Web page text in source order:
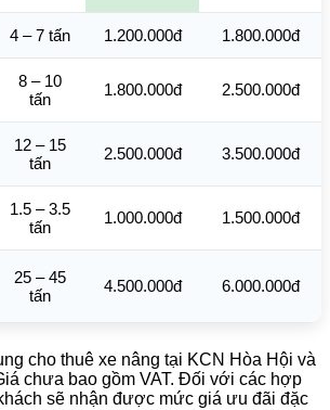
4 – 7 tấn 1.200.000đ 1.800.000đ
8 – 10
tấn
1.800.000đ 2.500.000đ
12 – 15
tấn
2.500.000đ 3.500.000đ
1.5 – 3.5
tấn
1.000.000đ 1.500.000đ
25 – 45
tấn
4.500.000đ 6.000.000đ
cho thuê xe nâng tại KCN Hòa Hội và
chưa bao gồm VAT. Đối với các hợp
sẽ nhận được mức giá ưu đãi đặc